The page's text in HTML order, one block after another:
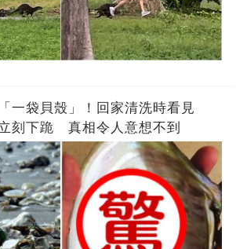
一袋貝殼」！回家清洗時看見
刻下跪 真相令人意想不到